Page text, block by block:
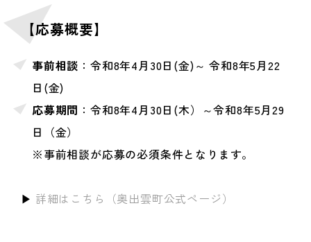
【応募概要】
事前相談 ：令和8年4月30日(金)～ 令和8年5月22
日(金)
応募期間 ：令和8年4月30日(木）～令和8年5月29
日（金）
※事前相談が応募の必須条件となります。
▶ 詳細はこちら（奥出雲町公式ページ）